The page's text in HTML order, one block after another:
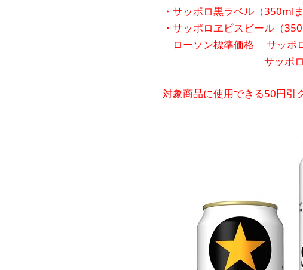
・サッポロ黒ラベル（350ml
・サッポロヱビスビール（
ローソン標準価格 サッポ
サッポロヱビスビー
対象商品に使用できる50円引